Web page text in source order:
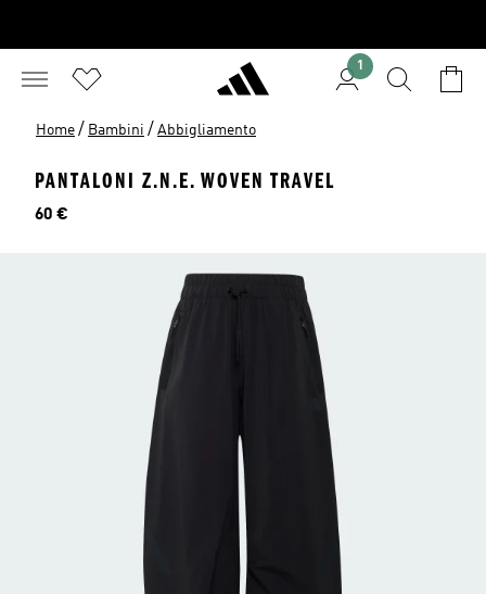
1
Home / Bambini / Abbigliamento
PANTALONI Z.N.E. WOVEN TRAVEL
Prezzo
60 €